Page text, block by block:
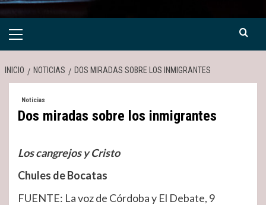
Menú
INICIO NOTICIAS DOS MIRADAS SOBRE LOS INMIGRANTES
Noticias
Dos miradas sobre los inmigrantes
Los cangrejos y Cristo
Chules de Bocatas
FUENTE: La voz de Córdoba y El Debate, 9